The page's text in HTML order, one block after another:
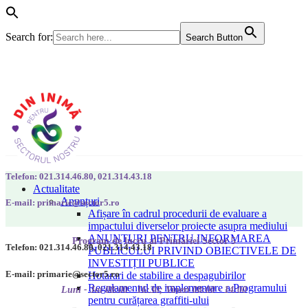
Search for: Search Button
Actualitate
Anunțuri
Afișare în cadrul procedurii de evaluare a
impactului diverselor proiecte asupra mediului
ANUNȚURI PENTRU INFORMAREA
PUBLICULUI PRIVIND OBIECTIVELE DE
INVESTIȚII PUBLICE
Hotarari de stabilire a despagubirilor
Regulamentul de implementare a Programului
pentru curățarea graffiti-ului
Telefon: 021.314.46.80, 021.314.43.18
E-mail: primarie@sector5.ro
Program de lucru al Primăriei Sector 5
Luni - Joi 08:00 - 16:30; Vineri 08:00 - 14:00
Telefon: 021.314.46.80, 021.314.43.18
E-mail: primarie@sector5.ro